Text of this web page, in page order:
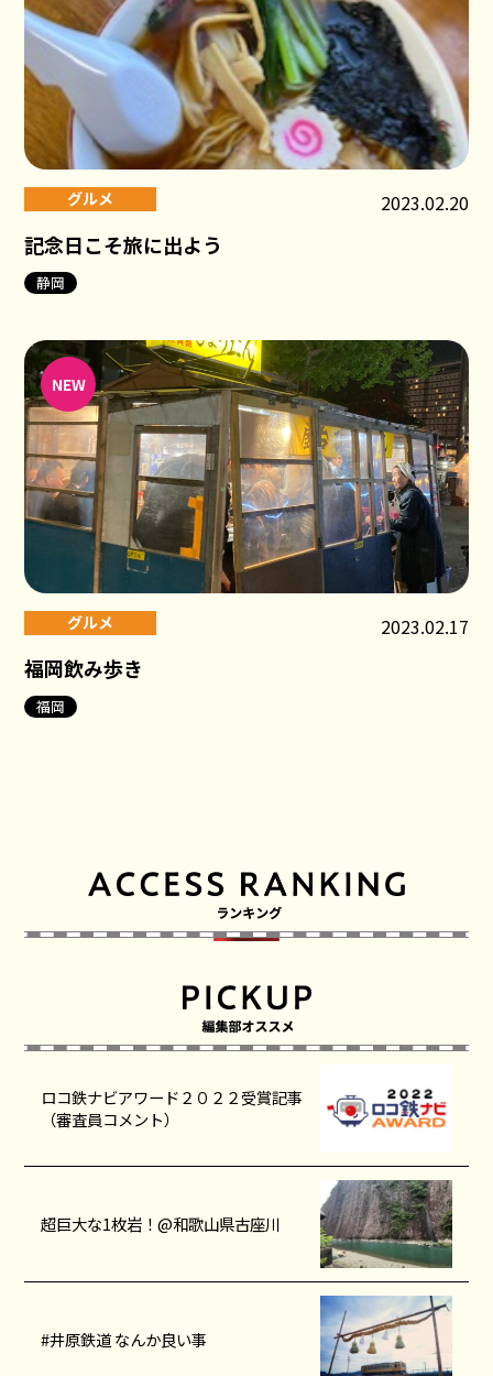
グルメ 2023.02.20
記念日こそ旅に出よう
静岡
NEW
グルメ 2023.02.17
福岡飲み歩き
福岡
ロコ鉄ナビアワード２０２２受賞記事
（審査員コメント）
超巨大な1枚岩！@和歌山県古座川
#井原鉄道 なんか良い事